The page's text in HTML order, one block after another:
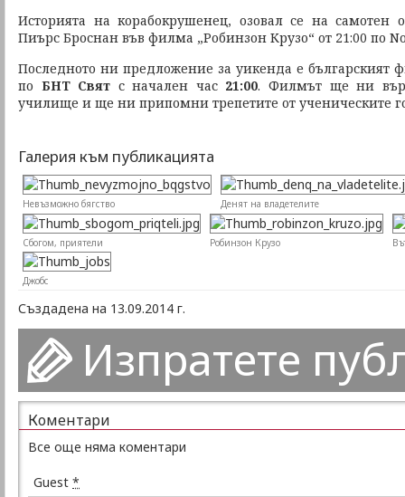
Историята на корабокрушенец, озовал се на
Пиърс Броснан във филма „Робинзон Крузо“ от 21:00 по
Последното ни предложение за уикенда е българският
по БНТ Свят с начален час 21:00. Филмът ще ни
училище и ще ни припомни трепетите от ученическите
Галерия към публикацията
Невъзможно бягство Денят на владетелите
Сбогом, приятели Робинзон Крузо
Джобс
Създадена на 13.09.2014 г.
Изпратете
Коментари
Все още няма коментари
Guest *